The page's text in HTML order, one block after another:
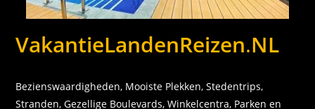
VakantieLandenReizen.NL
Bezienswaardigheden, Mooiste Plekken, Stedentrips,
Stranden, Gezellige Boulevards, Winkelcentra, Parken en